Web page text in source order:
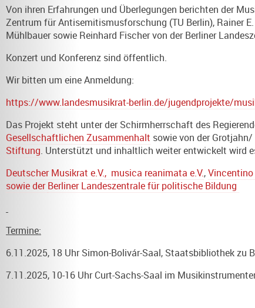
Von ihren Erfahrungen und Überlegungen berichten der
Zentrum für Antisemitismusforschung (TU Berlin), Rainer
Mühlbauer sowie Reinhard Fischer von der Berliner
Konzert und Konferenz sind öffentlich.
Wir bitten um eine Anmeldung:
https://www.landesmusikrat-berlin.de/jugendprojekte/
Das Projekt steht unter der Schirmherrschaft des
Gesellschaftlichen Zusammenhalt sowie von der
Stiftung. Unterstützt und inhaltlich weiter entwickelt wird
Deutscher Musikrat e.V., musica reanimata e.V.,Vincentino
sowie derBerliner Landeszentrale für politische Bildung
Termine:
6.11.2025, 18 Uhr Simon-Bolivár-Saal, Staatsbibliothek zu
7.11.2025, 10-16 Uhr Curt-Sachs-Saal im